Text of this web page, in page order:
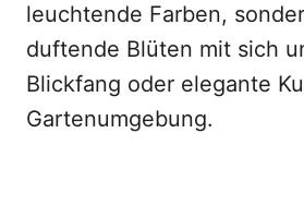
leuchtende Farben,
duftende Blüten mit sich
Blickfang oder elegante
Gartenumgebung.